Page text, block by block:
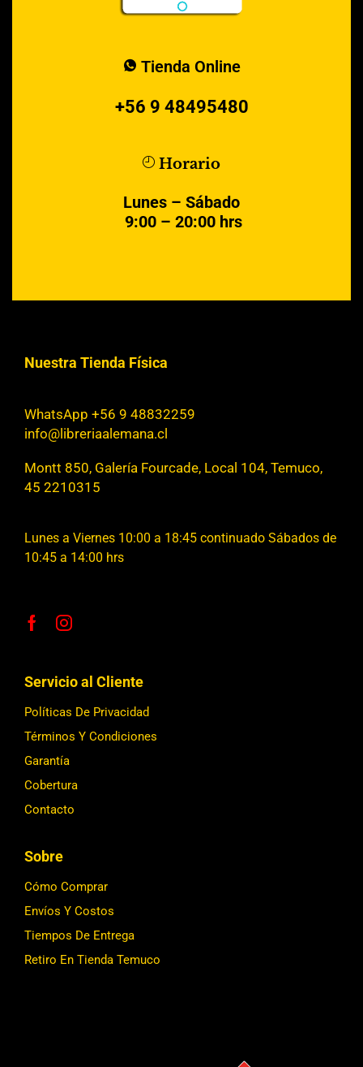
Tienda Online
+56 9 48495480
Horario
Lunes – Sábado
9:00 – 20:00 hrs
Nuestra Tienda Física
WhatsApp +56 9 48832259
info@libreriaalemana.cl
Montt 850, Galería Fourcade, Local 104, Temuco,
45 2210315
Lunes a Viernes 10:00 a 18:45 continuado Sábados de
10:45 a 14:00 hrs
Servicio al Cliente
Políticas De Privacidad
Términos Y Condiciones
Garantía
Cobertura
Contacto
Sobre
Cómo Comprar
Envíos Y Costos
Tiempos De Entrega
Retiro En Tienda Temuco